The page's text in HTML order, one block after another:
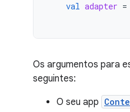
val adapter =
Os argumentos para
seguintes:
O seu app